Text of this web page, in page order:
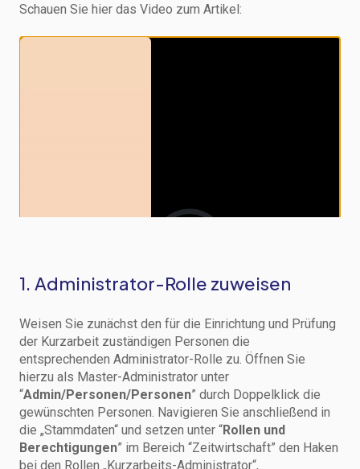
Schauen Sie hier das Video zum Artikel:
1. Administrator-Rolle zuweisen
Weisen Sie zunächst den für die Einrichtung und Prüfung
der Kurzarbeit zuständigen Personen die
entsprechenden Administrator-Rolle zu. Öffnen Sie
hierzu als Master-Administrator unter
“Admin/Personen/Personen” durch Doppelklick die
gewünschten Personen. Navigieren Sie anschließend in
die „Stammdaten“ und setzen unter “Rollen und
Berechtigungen” im Bereich “Zeitwirtschaft” den Haken
bei den Rollen „Kurzarbeits-Administrator“,